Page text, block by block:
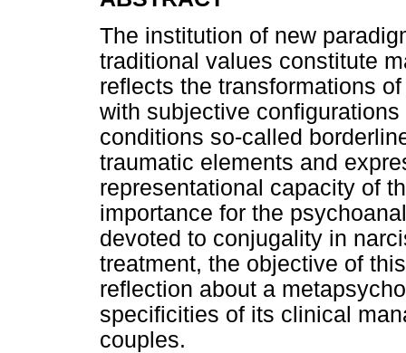
The institution of new
traditional values constitute
reflects the transformations
with subjective
conditions so-called
traumatic elements and
representational capacity of
importance for the
devoted to conjugality in
treatment, the objective of
reflection about a
specificities of its clinical
couples.